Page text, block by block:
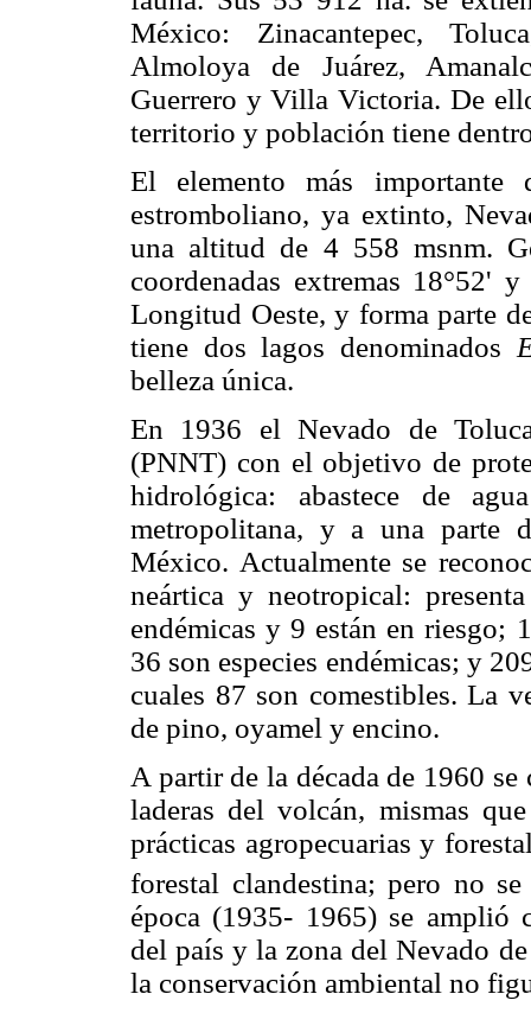
México: Zinacantepec,
Almoloya de Juárez,
Guerrero y Villa Victoria. De
territorio y población tiene
El elemento más
estromboliano, ya extinto,
una altitud de 4 558 msnm.
coordenadas extremas 18°52'
Longitud Oeste, y forma parte
tiene dos lagos denominados
belleza única.
En 1936 el Nevado de
(PNNT) con el objetivo de
hidrológica: abastece de
metropolitana, y a una parte
México. Actualmente se
neártica y neotropical:
endémicas y 9 están en riesgo;
36 son especies endémicas; y
cuales 87 son comestibles. La
de pino, oyamel y encino.
A partir de la década de 1960
laderas del volcán, mismas
prácticas agropecuarias y
forestal clandestina; pero no
época (1935- 1965) se amplió
del país y la zona del Nevado
la conservación ambiental no